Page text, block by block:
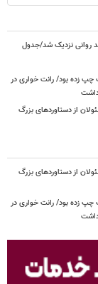
چپ زده بود/ رانت خواری در
از دستاوردهای بزرگ
از دستاوردهای بزرگ
چپ زده بود/ رانت خواری در